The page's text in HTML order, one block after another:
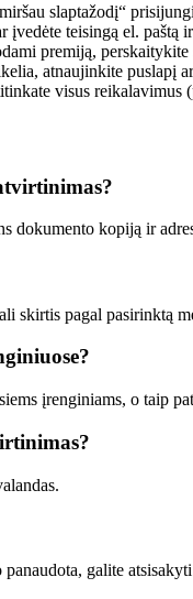
slaptažodį“
įvedėte teisingą el. paštą
premiją,
atnaujinkite puslapį
visus reikalavimus
dokumento kopiją ir
skirtis pagal pasirinktą
įrenginiams, o taip
galite